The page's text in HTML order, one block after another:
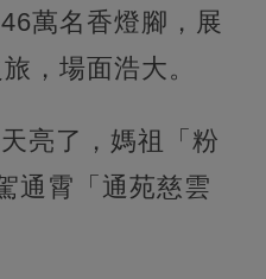
萬名香燈腳，展
，場面浩大。
亮了，媽祖「粉
通霄「通苑慈雲